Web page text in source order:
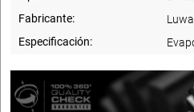
Fabricante:
Especificación: